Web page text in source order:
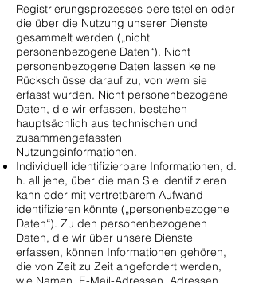
Registrierungsprozesses bereitstellen oder
die über die Nutzung unserer Dienste
gesammelt werden („nicht
personenbezogene Daten“). Nicht
personenbezogene Daten lassen keine
Rückschlüsse darauf zu, von wem sie
erfasst wurden. Nicht personenbezogene
Daten, die wir erfassen, bestehen
hauptsächlich aus technischen und
zusammengefassten
Nutzungsinformationen.
Individuell identifizierbare Informationen, d.
h. all jene, über die man Sie identifizieren
kann oder mit vertretbarem Aufwand
identifizieren könnte („personenbezogene
Daten“). Zu den personenbezogenen
Daten, die wir über unsere Dienste
erfassen, können Informationen gehören,
die von Zeit zu Zeit angefordert werden,